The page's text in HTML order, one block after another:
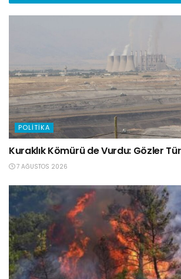
POLITIKA
Kuraklık Kömürü de Vurdu: Gözler
7 AĞUSTOS 2026